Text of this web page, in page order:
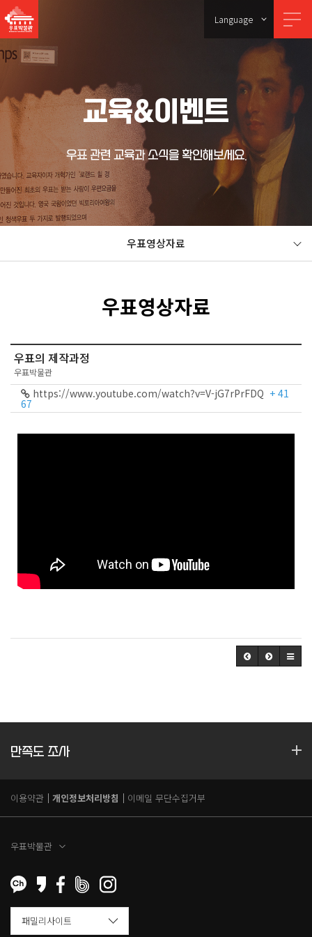
Language
교육&이벤트
우표 관련 교육과 소식을 확인해보세요.
우표영상자료
우표영상자료
우표의 제작과정
우표박물관
https://www.youtube.com/watch?v=V-jG7rPrFDQ + 41
67
만족도 조사
이용약관 개인정보처리방침 이메일 무단수집거부
우표박물관